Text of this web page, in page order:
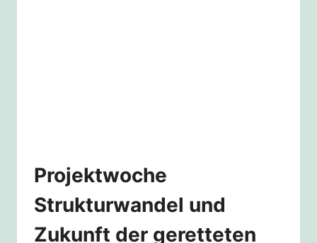
Projektwoche
Strukturwandel und
Zukunft der geretteten